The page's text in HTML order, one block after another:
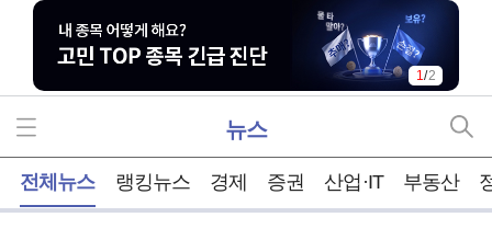
1/2
뉴스
전체뉴스 랭킹뉴스 경제 증권 산업·IT 부동산